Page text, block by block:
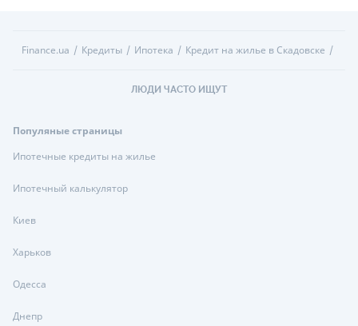
Finance.ua Кредиты Ипотека Кредит на жилье в Скадовске
ЛЮДИ ЧАСТО ИЩУТ
Популяные страницы
Ипотечные кредиты на жилье
Ипотечный калькулятор
Киев
Харьков
Одесса
Днепр